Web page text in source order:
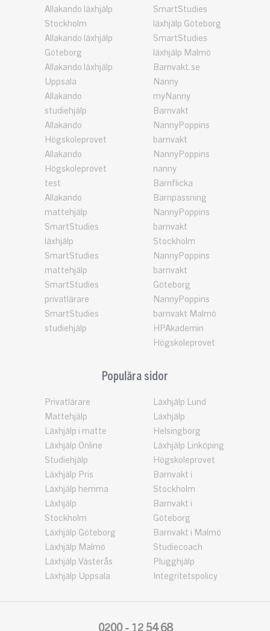
Allakando läxhjälp
Stockholm
Allakando läxhjälp
Göteborg
Allakando läxhjälp
Uppsala
Allakando
studiehjälp
Allakando
Högskoleprovet
Allakando
Högskoleprovet
test
Allakando
mattehjälp
SmartStudies
läxhjälp
SmartStudies
mattehjälp
SmartStudies
privatlärare
SmartStudies
studiehjälp
SmartStudies
läxhjälp Göteborg
SmartStudies
läxhjälp Malmö
Barnvakt.se
Nanny
myNanny
Barnvakt
NannyPoppins
barnvakt
NannyPoppins
nanny
Barnflicka
Barnpassning
NannyPoppins
barnvakt
Stockholm
NannyPoppins
barnvakt
Göteborg
NannyPoppins
barnvakt Malmö
HPAkademin
Högskoleprovet
Populära sidor
Privatlärare
Mattehjälp
Läxhjälp i matte
Läxhjälp Online
Studiehjälp
Läxhjälp Pris
Läxhjälp hemma
Läxhjälp
Stockholm
Läxhjälp Göteborg
Läxhjälp Malmö
Läxhjälp Västerås
Läxhjälp Uppsala
Läxhjälp Lund
Läxhjälp
Helsingborg
Läxhjälp Linköping
Högskoleprovet
Barnvakt i
Stockholm
Barnvakt i
Göteborg
Barnvakt i Malmö
Studiecoach
Plugghjälp
Integritetspolicy
0200 - 12 54 68